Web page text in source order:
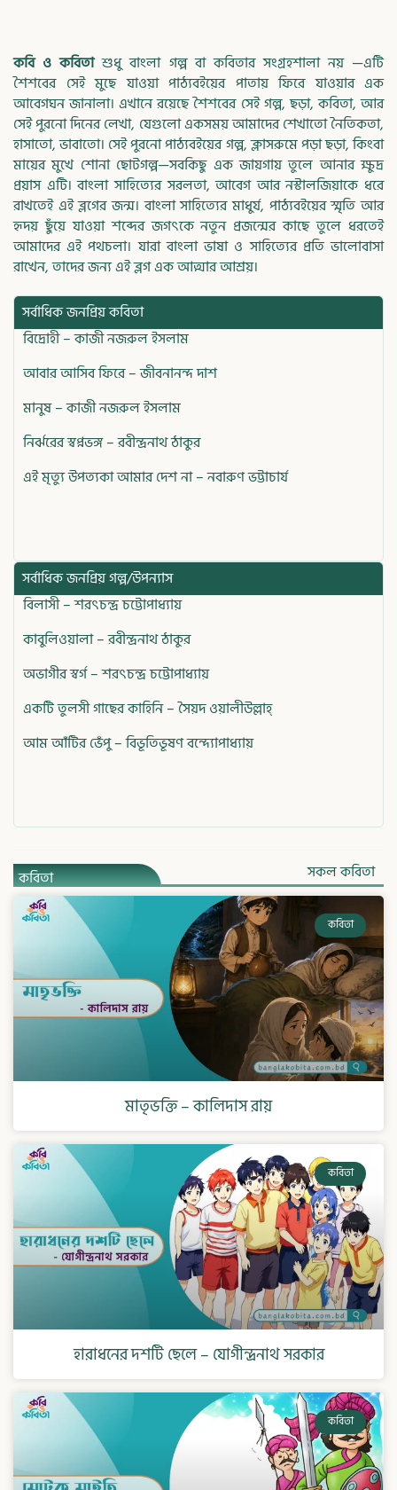
কবি ও কবিতাশুধু বাংলা গল্প বা কবিতার সংগ্রহশালা নয় —এটি
শৈশবের সেই মুছে যাওয়া পাঠ্যবইয়ের পাতায় ফিরে যাওয়ার এক
আবেগঘন জানালা। এখানে রয়েছে শৈশবের সেই গল্প, ছড়া, কবিতা, আর
সেই পুরনো দিনের লেখা, যেগুলো একসময় আমাদের শেখাতো নৈতিকতা,
হাসাতো, ভাবাতো। সেই পুরনো পাঠ্যবইয়ের গল্প, ক্লাসরুমে পড়া ছড়া, কিংবা
মায়ের মুখে শোনা ছোটগল্প—সবকিছু এক জায়গায় তুলে আনার ক্ষুদ্র
প্রয়াস এটি। বাংলা সাহিত্যের সরলতা, আবেগ আর নস্টালজিয়াকে ধরে
রাখতেই এই ব্লগের জন্ম। বাংলা সাহিত্যের মাধুর্য, পাঠ্যবইয়ের স্মৃতি আর
হৃদয় ছুঁয়ে যাওয়া শব্দের জগৎকে নতুন প্রজন্মের কাছে তুলে ধরতেই
আমাদের এই পথচলা। যারা বাংলা ভাষা ও সাহিত্যের প্রতি ভালোবাসা
রাখেন, তাদের জন্য এই ব্লগ এক আত্মার আশ্রয়।
সর্বাধিক জনপ্রিয় কবিতা
বিদ্রোহী – কাজী নজরুল ইসলাম
আবার আসিব ফিরে – জীবনানন্দ দাশ
মানুষ – কাজী নজরুল ইসলাম
নির্ঝরের স্বপ্নভঙ্গ – রবীন্দ্রনাথ ঠাকুর
এই মৃত্যু উপত্যকা আমার দেশ না – নবারুণ ভট্টাচার্য
সর্বাধিক জনপ্রিয় গল্প/উপন্যাস
বিলাসী – শরৎচন্দ্র চট্টোপাধ্যায়
কাবুলিওয়ালা – রবীন্দ্রনাথ ঠাকুর
অভাগীর স্বর্গ – শরৎচন্দ্র চট্টোপাধ্যায়
একটি তুলসী গাছের কাহিনি – সৈয়দ ওয়ালীউল্লাহ্
আম আঁটির ভেঁপু – বিভূতিভূষণ বন্দ্যোপাধ্যায়
কবিতা সকল কবিতা
কবিতা
মাতৃভক্তি – কালিদাস রায়
কবিতা
হারাধনের দশটি ছেলে – যোগীন্দ্রনাথ সরকার
কবিতা